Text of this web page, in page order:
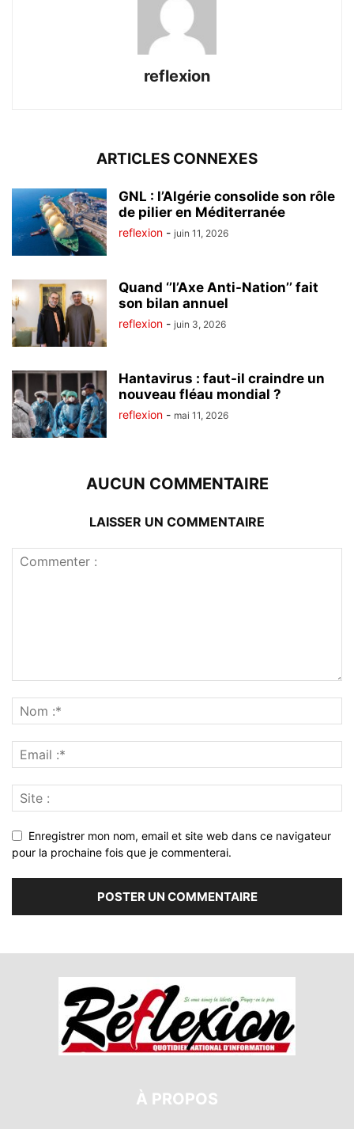
reflexion
ARTICLES CONNEXES
GNL : l’Algérie consolide son rôle
de pilier en Méditerranée
reflexion - juin 11, 2026
Quand ‘’l’Axe Anti-Nation’’ fait
son bilan annuel
reflexion - juin 3, 2026
Hantavirus : faut-il craindre un
nouveau fléau mondial ?
reflexion - mai 11, 2026
AUCUN COMMENTAIRE
LAISSER UN COMMENTAIRE
Enregistrer mon nom, email et site web dans ce navigateur
pour la prochaine fois que je commenterai.
À PROPOS